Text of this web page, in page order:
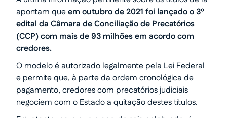
apontam queem outubro de 2021 foi lançado o 3º
edital da Câmara de Conciliação de Precatórios
(CCP) com mais de 93 milhões em acordo com
credores.
O modelo é autorizado legalmente pela Lei Federal
e permite que, à parte da ordem cronológica de
pagamento, credores com precatórios judiciais
negociem com o Estado a quitação destes títulos.